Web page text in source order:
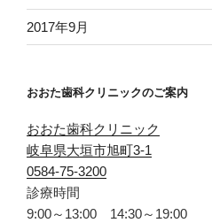
2017年9月
おおた歯科クリニックのご案内
おおた歯科クリニック
岐阜県大垣市旭町3-1
0584-75-3200
診療時間
9:00～13:00 14:30～19:00